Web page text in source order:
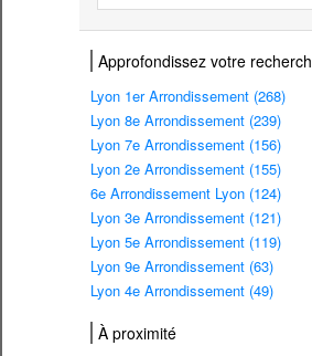
Approfondissez votre
Lyon 1er Arrondissement (268)
Lyon 8e Arrondissement (239)
Lyon 7e Arrondissement (156)
Lyon 2e Arrondissement (155)
6e Arrondissement Lyon (124)
Lyon 3e Arrondissement (121)
Lyon 5e Arrondissement (119)
Lyon 9e Arrondissement (63)
Lyon 4e Arrondissement (49)
À proximité